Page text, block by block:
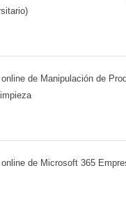
de Manipulación de
de Microsoft 365